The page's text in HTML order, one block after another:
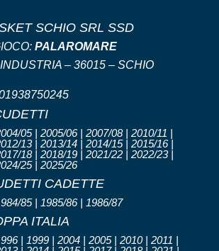
SCHIO SRL SSD
PALAROMARE
– 36015 – SCHIO
05 | 2005/06 | 2007/08 | 2010/11 |
13 | 2013/14 | 2014/15 | 2015/16 |
18 | 2018/19 | 2021/22 | 2022/23 |
25 | 2025/26
CADETTE
85 | 1985/86 | 1986/87
ITALIA
| 1999 | 2004 | 2005 | 2010 | 2011 |